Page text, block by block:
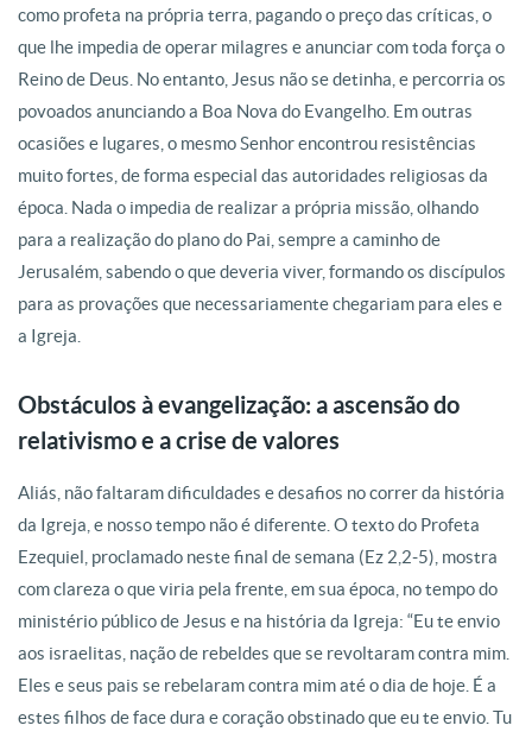
como profeta na própria terra, pagando o preço das críticas, o
que lhe impedia de operar milagres e anunciar com toda força o
Reino de Deus. No entanto, Jesus não se detinha, e percorria os
povoados anunciando a Boa Nova do Evangelho. Em outras
ocasiões e lugares, o mesmo Senhor encontrou resistências
muito fortes, de forma especial das autoridades religiosas da
época. Nada o impedia de realizar a própria missão, olhando
para a realização do plano do Pai, sempre a caminho de
Jerusalém, sabendo o que deveria viver, formando os discípulos
para as provações que necessariamente chegariam para eles e
a Igreja.
Obstáculos à evangelização: a ascensão do
relativismo e a crise de valores
Aliás, não faltaram dificuldades e desafios no correr da história
da Igreja, e nosso tempo não é diferente. O texto do Profeta
Ezequiel, proclamado neste final de semana (Ez 2,2-5), mostra
com clareza o que viria pela frente, em sua época, no tempo do
ministério público de Jesus e na história da Igreja: “Eu te envio
aos israelitas, nação de rebeldes que se revoltaram contra mim.
Eles e seus pais se rebelaram contra mim até o dia de hoje. É a
estes filhos de face dura e coração obstinado que eu te envio. Tu